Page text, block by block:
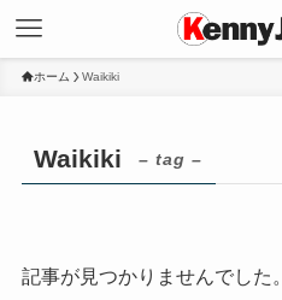
ホーム Waikiki
Waikiki – tag –
記事が見つかりませんでした。